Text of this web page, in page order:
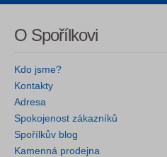
O Spořílkovi
Kdo jsme?
Kontakty
Adresa
Spokojenost zákazníků
Spořílkův blog
Kamenná prodejna